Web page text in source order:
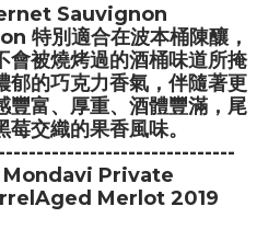
Sauvignon
特別適合在波本桶陳釀，
會被燒烤過的酒桶味道所掩
郁的巧克力香氣，伴隨著更
豐富、厚重、酒體豐滿，尾
交織的果香風味。
Mondavi Private
Merlot 2019